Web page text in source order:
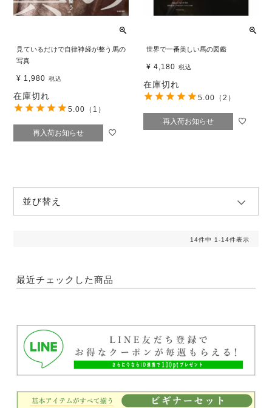
見ているだけで自律神経が整う馬の
写真
¥ 1,980 税込
在庫切れ
5.00 （1）
再入荷お知らせ
世界で一番美しい馬の図鑑
¥ 4,180 税込
在庫切れ
5.00 （2）
再入荷お知らせ
並び替え
14件中 1-14件表示
最近チェックした商品